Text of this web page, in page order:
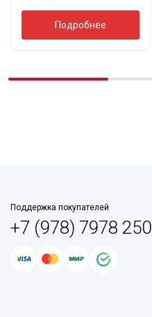
Подробнее
Поддержка покупателей
+7 (978) 7978 250